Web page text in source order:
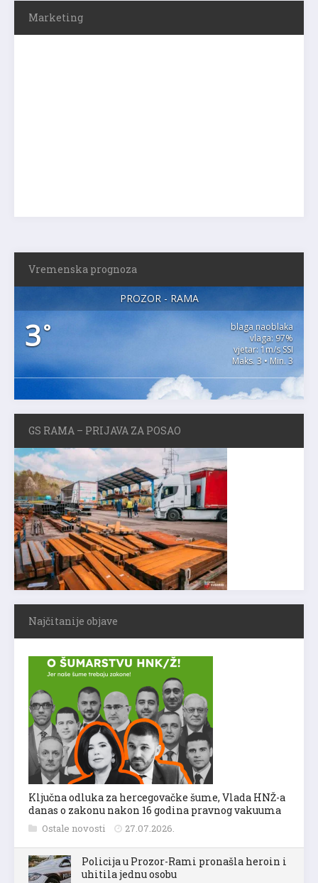
Marketing
Vremenska prognoza
PROZOR - RAMA
3°
blaga naoblaka
vlaga: 97%
vjetar: 1m/s SSI
Maks. 3 • Min. 3
GS RAMA – PRIJAVA ZA POSAO
Najčitanije objave
Ključna odluka za hercegovačke šume, Vlada HNŽ-a
danas o zakonu nakon 16 godina pravnog vakuuma
Ostale novosti 27.07.2026.
Policija u Prozor-Rami pronašla heroin i
uhitila jednu osobu